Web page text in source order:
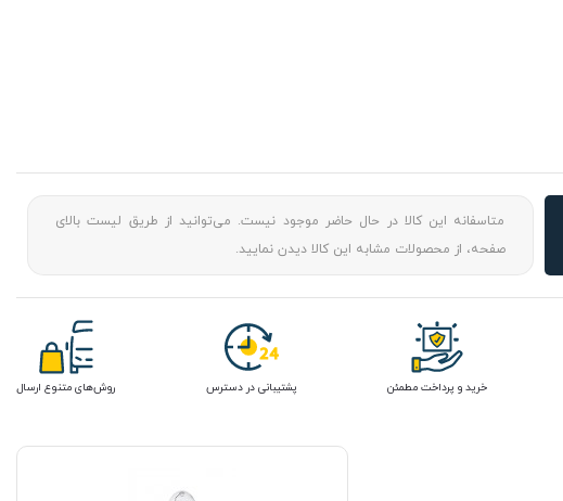
متاسفانه این کالا در حال حاضر موجود نیست. می‌توانید از طریق لیست بالای
صفحه، از محصولات مشابه این کالا دیدن نمایید.
خرید و پرداخت مطمئن پشتیبانی در دسترس روش‌های متنوع ارسال